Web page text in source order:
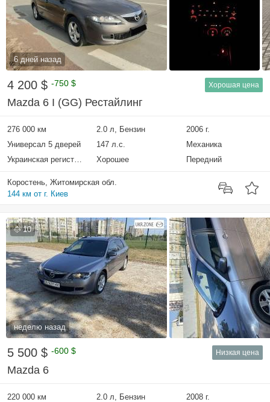
6 дней назад
4 200 $ -750 $ Хорошая цена
Mazda 6 I (GG) Рестайлинг
276 000 км 2.0 л, Бензин
2006 г.
Универсал 5 дверей
147 л.с.
Механика
Украинская регистрация
Хорошее Передний
Коростень, Житомирская обл.
144 км от г. Киев
10
неделю назад
5 500 $ -600 $ Низкая цена
Mazda 6
220 000 км 2.0 л, Бензин
2008 г.